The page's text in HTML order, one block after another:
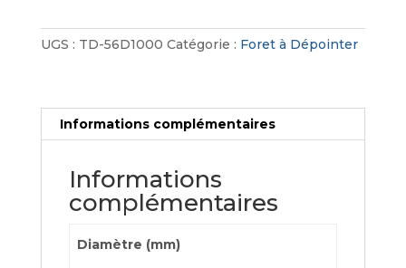
UGS : TD-56D1000 Catégorie : Foret à Dépointer
Informations complémentaires
Informations
complémentaires
Diamètre (mm)